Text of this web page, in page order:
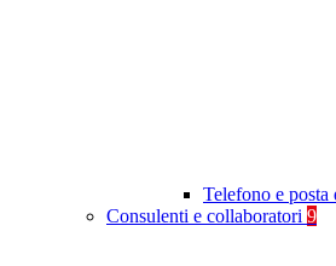
Telefono e posta
Consulenti e collaboratori 9